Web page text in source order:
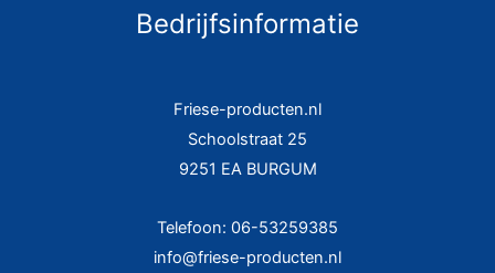
Bedrijfsinformatie
Friese-producten.nl
Schoolstraat 25
9251 EA BURGUM
Telefoon: 06-53259385
info@friese-producten.nl